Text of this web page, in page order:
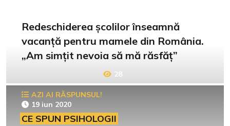
Redeschiderea școlilor înseamnă
vacanță pentru mamele din România.
„Am simțit nevoia să mă răsfăț”
28
AZI AI RĂSPUNSUL!
19 iun 2020
CE SPUN PSIHOLOGII